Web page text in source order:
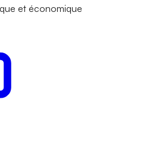
et économique